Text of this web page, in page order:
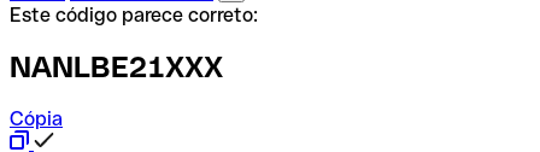
Este código parece correto:
NANLBE21XXX
Cópia